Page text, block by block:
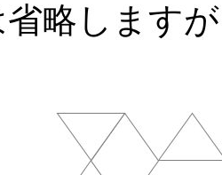
省略します